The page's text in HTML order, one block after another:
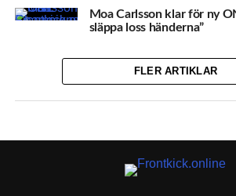
Moa Carlsson klar för ny
släppa loss händerna”
FLER ARTIKLAR